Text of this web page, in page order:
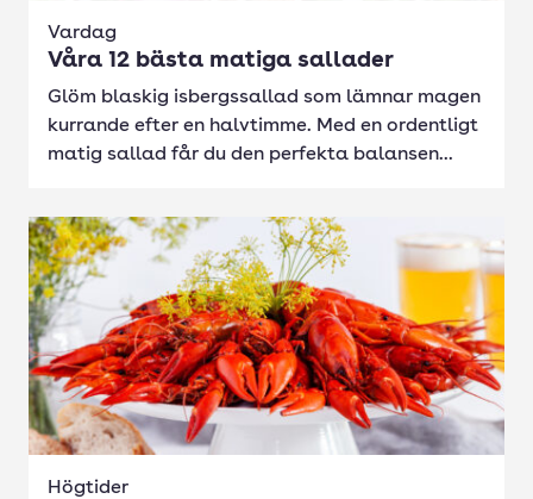
Vardag
Våra 12 bästa matiga sallader
Glöm blaskig isbergssallad som lämnar magen
kurrande efter en halvtimme. Med en ordentligt
matig sallad får du den perfekta balansen...
Högtider